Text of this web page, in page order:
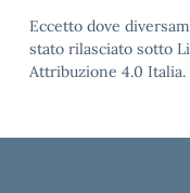
Eccetto dove
stato rilasciato sotto
Attribuzione 4.0 Italia.